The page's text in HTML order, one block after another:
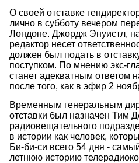
О своей отставке
лично в субботу вечером
Лондоне. Джордж Энуистл,
редактор несет
должен был подать в
поступком. По мнению экс-
станет адекватным ответом
после того, как в эфир 2
Временным генеральным
отставки был назначен Тим
радиовещательного
в истории как человек,
Би-би-си всего 54 дня -
летнюю историю